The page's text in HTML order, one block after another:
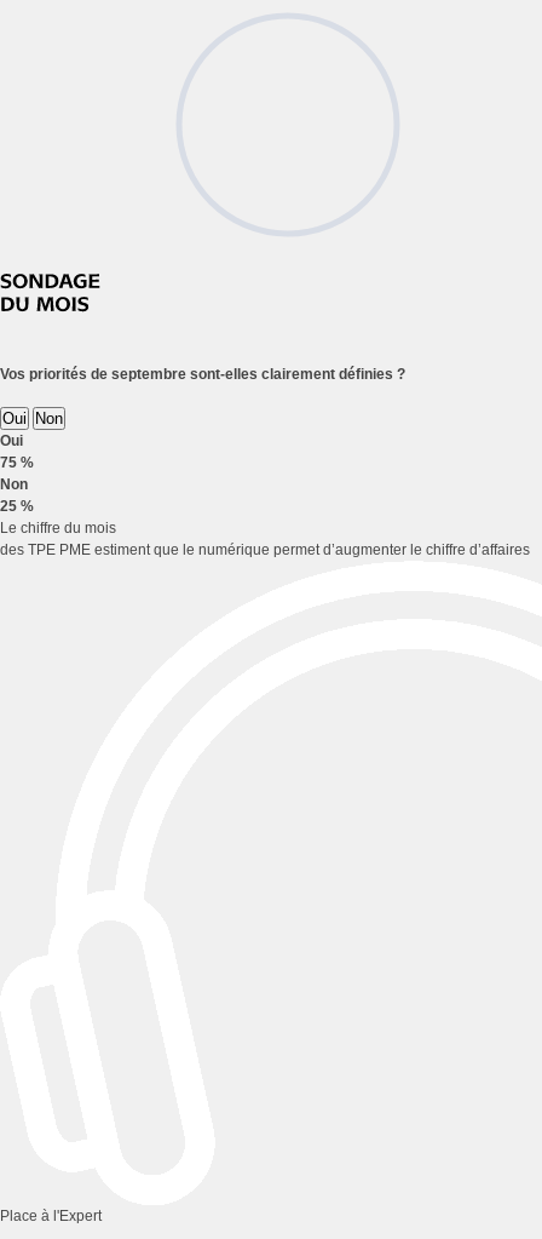
Vos priorités de septembre sont-elles clairement définies ?
Oui Non
Oui
75 %
Non
25 %
Le chiffre du mois
des TPE PME estiment que le numérique permet d’augmenter le chiffre d’affaires
Place à l'Expert